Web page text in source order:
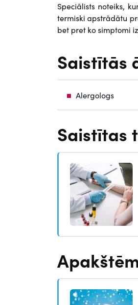
Speciālists noteiks,
termiski apstrādātu
bet pret ko simptomi
Saistītās
Alergologs
Saistītas